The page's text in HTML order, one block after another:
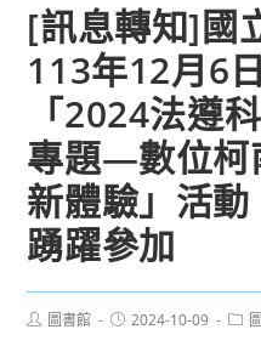
[訊息轉知]國
113年12月6
「2024法遵
專題—數位柯
新體驗」活
踴躍參加
Post圖書館
Post2024-10-09
Post